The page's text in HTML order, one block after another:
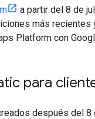
a partir del 8 de
más
Platform con
para
después del